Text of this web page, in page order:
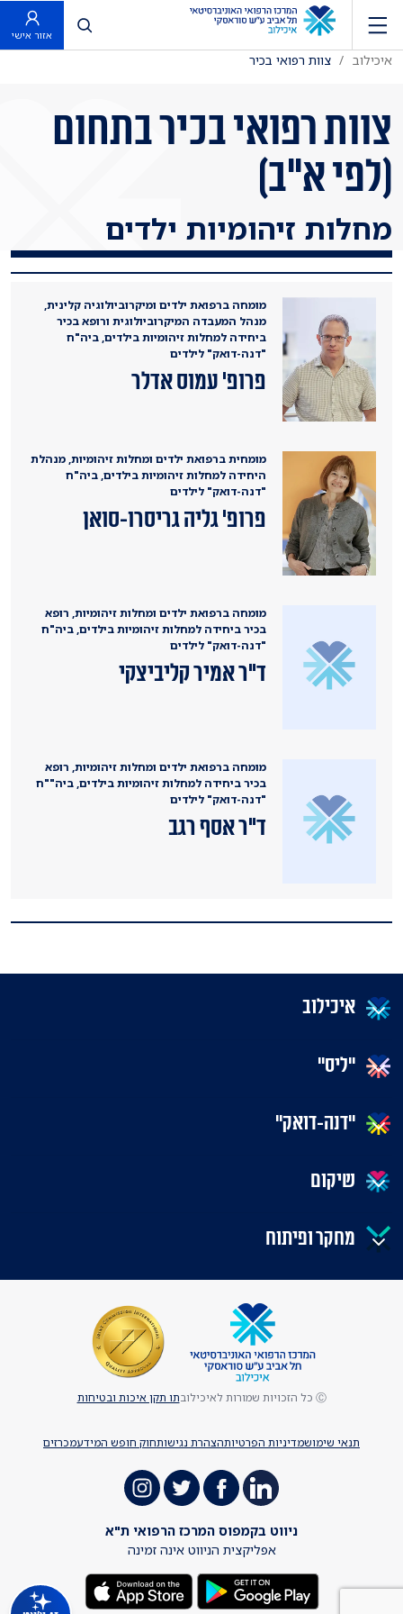
פתח חיפוש
אזור אישי
איכילוב צוות רפואי בכיר
צוות רפואי בכיר בתחום
(לפי א"ב)
מחלות זיהומיות ילדים
מומחה ברפואת ילדים ומיקרוביולוגיה קלינית,
מנהל המעבדה המיקרוביולוגית ורופא בכיר
ביחידה למחלות זיהומיות בילדים, ביה"ח
"דנה-דואק" לילדים
פרופ' עמוס אדלר
מומחית ברפואת ילדים ומחלות זיהומיות, מנהלת
היחידה למחלות זיהומיות בילדים, ביה"ח
"דנה-דואק" לילדים
פרופ' גליה גריסרו-סואן
מומחה ברפואת ילדים ומחלות זיהומיות, רופא
בכיר ביחידה למחלות זיהומיות בילדים, ביה"ח
"דנה-דואק" לילדים
ד"ר אמיר קליביצקי
מומחה ברפואת ילדים ומחלות זיהומיות, רופא
בכיר ביחידה למחלות זיהומיות בילדים, ביה""ח
"דנה-דואק" לילדים
ד"ר אסף רגב
איכילוב
"ליס"
"דנה-דואק"
שיקום
מחקר ופיתוח
תנאי שימושמדיניות הפרטיותהצהרת נגישותחוק חופש המידעמכרזים
Ⓒ כל הזכויות שמורות לאיכילוב תו תקן איכות ובטיחות
ניווט בקמפוס המרכז הרפואי ת"א
אפליקצית הניווט אינה זמינה